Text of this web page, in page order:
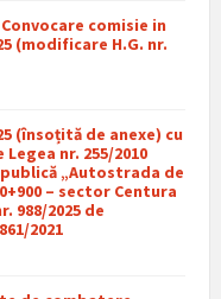
comisie in
(modificare H.G. nr.
(însoțită de anexe) cu
nr. 255/2010
„Autostrada de
– sector Centura
988/2025 de
2021